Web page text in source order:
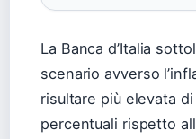
La Banca d’Italia
scenario avverso
risultare più elevata
percentuali rispetto